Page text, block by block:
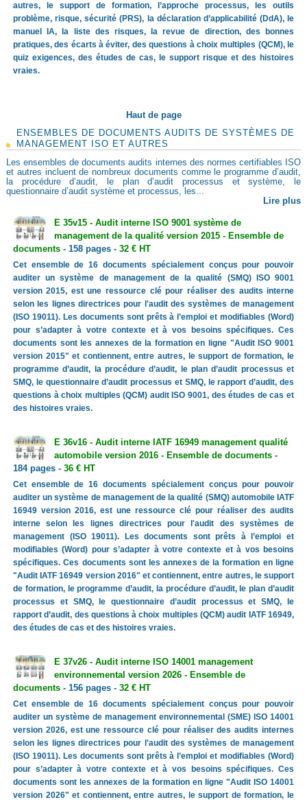
autres, le support de formation, l’approche processus, les outils
problème, risque, sécurité (PRS), la déclaration d’applicabilité (DdA), le
manuel IA, la liste des risques, la revue de direction, des bonnes
pratiques, des écarts à éviter, des questions à choix multiples (QCM), le
quiz exigences, des études de cas, le support risque et des histoires
vraies.
Haut de page
ENSEMBLES DE DOCUMENTS AUDITS DE SYSTÈMES DE
MANAGEMENT ISO ET AUTRES
Les ensembles de documents audits internes des normes certifiables ISO
et autres incluent de nombreux documents comme le programme d’audit,
la procédure d’audit, le plan d’audit processus et système, le
questionnaire d’audit système et processus, les...
Lire plus
E 35v15 - Audit interne ISO 9001 système de
management de la qualité version 2015 - Ensemble de
documents- 158 pages - 32 € HT
Cet ensemble de 16 documents spécialement conçus pour pouvoir
auditer un système de management de la qualité (SMQ) ISO 9001
version 2015, est une ressource clé pour réaliser des audits interne
selon les lignes directrices pour l'audit des systèmes de management
(ISO 19011). Les documents sont prêts à l’emploi et modifiables (Word)
pour s’adapter à votre contexte et à vos besoins spécifiques. Ces
documents sont les annexes de la formation en ligne "Audit ISO 9001
version 2015" et contiennent, entre autres, le support de formation, le
programme d’audit, la procédure d’audit, le plan d’audit processus et
SMQ, le questionnaire d’audit processus et SMQ, le rapport d’audit, des
questions à choix multiples (QCM) audit ISO 9001, des études de cas et
des histoires vraies.
E 36v16 - Audit interne IATF 16949 management qualité
automobile version 2016 - Ensemble de documents-
184 pages - 36 € HT
Cet ensemble de 16 documents spécialement conçus pour pouvoir
auditer un système de management de la qualité (SMQ) automobile IATF
16949 version 2016, est une ressource clé pour réaliser des audits
interne selon les lignes directrices pour l'audit des systèmes de
management (ISO 19011). Les documents sont prêts à l’emploi et
modifiables (Word) pour s’adapter à votre contexte et à vos besoins
spécifiques. Ces documents sont les annexes de la formation en ligne
"Audit IATF 16949 version 2016" et contiennent, entre autres, le support
de formation, le programme d’audit, la procédure d’audit, le plan d’audit
processus et SMQ, le questionnaire d’audit processus et SMQ, le
rapport d’audit, des questions à choix multiples (QCM) audit IATF 16949,
des études de cas et des histoires vraies.
E 37v26 - Audit interne ISO 14001 management
environnemental version 2026 - Ensemble de
documents- 156 pages - 32 € HT
Cet ensemble de 16 documents spécialement conçus pour pouvoir
auditer un système de management environnemental (SME) ISO 14001
version 2026, est une ressource clé pour réaliser des audits internes
selon les lignes directrices pour l'audit des systèmes de management
(ISO 19011). Les documents sont prêts à l’emploi et modifiables (Word)
pour s’adapter à votre contexte et à vos besoins spécifiques. Ces
documents sont les annexes de la formation en ligne "Audit ISO 14001
version 2026" et contiennent, entre autres, le support de formation, le